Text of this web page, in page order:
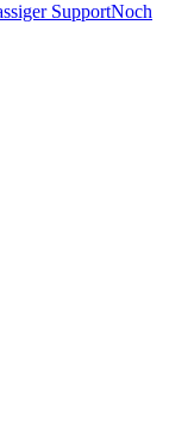
SupportNoch